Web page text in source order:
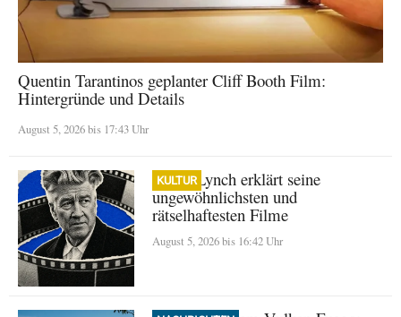
Quentin Tarantinos geplanter Cliff Booth Film:
Hintergründe und Details
August 5, 2026 bis 17:43 Uhr
KULTUR
David Lynch erklärt seine
ungewöhnlichsten und
rätselhaftesten Filme
August 5, 2026 bis 16:42 Uhr